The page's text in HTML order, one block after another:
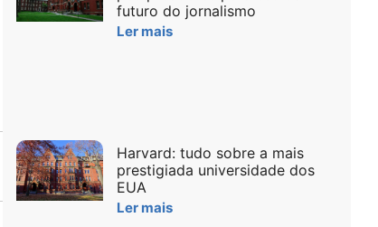
futuro do jornalismo
Ler mais
Harvard: tudo sobre a mais
prestigiada universidade dos
EUA
Ler mais